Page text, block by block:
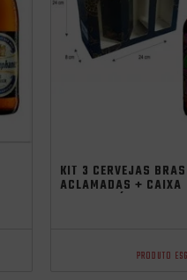
KIT 3 CERVEJAS
ACLAMADAS + CAIXA
PRODUTO